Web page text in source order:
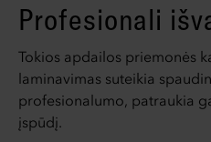
Profesionali
Tokios apdailos priemonės
laminavimas suteikia
profesionalumo, patraukia
įspūdį.